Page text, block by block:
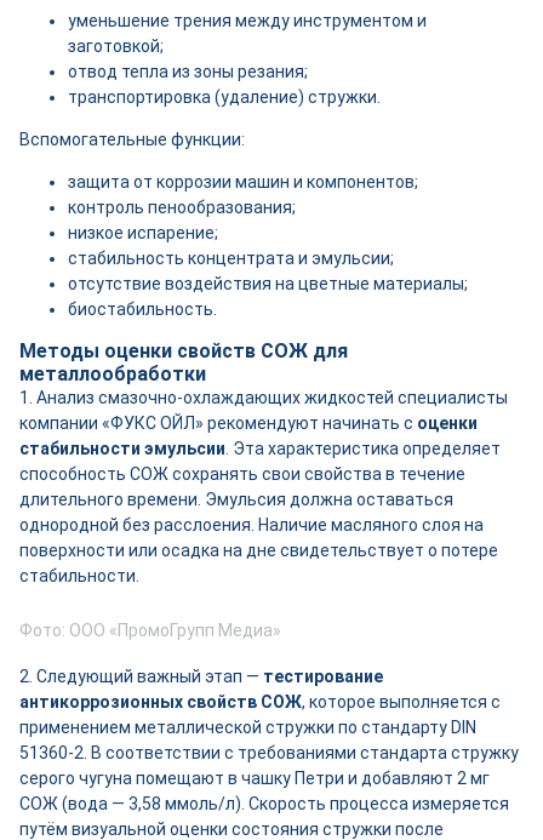
уменьшение трения между инструментом и
заготовкой;
отвод тепла из зоны резания;
транспортировка (удаление) стружки.
Вспомогательные функции:
защита от коррозии машин и компонентов;
контроль пенообразования;
низкое испарение;
стабильность концентрата и эмульсии;
отсутствие воздействия на цветные материалы;
биостабильность.
Методы оценки свойств СОЖ для
металлообработки
1. Анализ смазочно-охлаждающих жидкостей специалисты
компании «ФУКС ОЙЛ» рекомендуют начинать с оценки
стабильности эмульсии . Эта характеристика определяет
способность СОЖ сохранять свои свойства в течение
длительного времени. Эмульсия должна оставаться
однородной без расслоения. Наличие масляного слоя на
поверхности или осадка на дне свидетельствует о потере
стабильности.
Фото: ООО «ПромоГрупп Медиа»
2. Следующий важный этап — тестирование
антикоррозионных свойств СОЖ, которое выполняется с
применением металлической стружки по стандарту DIN
51360-2. В соответствии с требованиями стандарта стружку
серого чугуна помещают в чашку Петри и добавляют 2 мг
СОЖ (вода — 3,58 ммоль/л). Скорость процесса измеряется
путём визуальной оценки состояния стружки после